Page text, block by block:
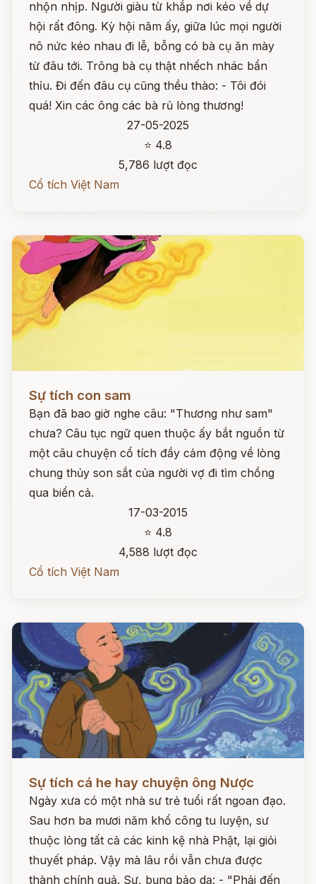
nhộn nhịp. Người giàu từ khắp nơi kéo về dự
hội rất đông. Kỳ hội năm ấy, giữa lúc mọi người
nô nức kéo nhau đi lễ, bỗng có bà cụ ăn mày
từ đâu tới. Trông bà cụ thật nhếch nhác bẩn
thỉu. Đi đến đâu cụ cũng thều thào: - Tôi đói
quá! Xin các ông các bà rủ lòng thương!
27-05-2025
⭐ 4.8
5,786 lượt đọc
Cổ tích Việt Nam
Sự tích con sam
Bạn đã bao giờ nghe câu: "Thương như sam"
chưa? Câu tục ngữ quen thuộc ấy bắt nguồn từ
một câu chuyện cổ tích đầy cảm động về lòng
chung thủy son sắt của người vợ đi tìm chồng
qua biển cả.
17-03-2015
⭐ 4.8
4,588 lượt đọc
Cổ tích Việt Nam
Sự tích cá he hay chuyện ông Nược
Ngày xưa có một nhà sư trẻ tuổi rất ngoan đạo.
Sau hơn ba mươi năm khổ công tu luyện, sư
thuộc lòng tất cả các kinh kệ nhà Phật, lại giỏi
thuyết pháp. Vậy mà lâu rồi vẫn chưa được
thành chính quả. Sư, bụng bảo dạ: - "Phải đến